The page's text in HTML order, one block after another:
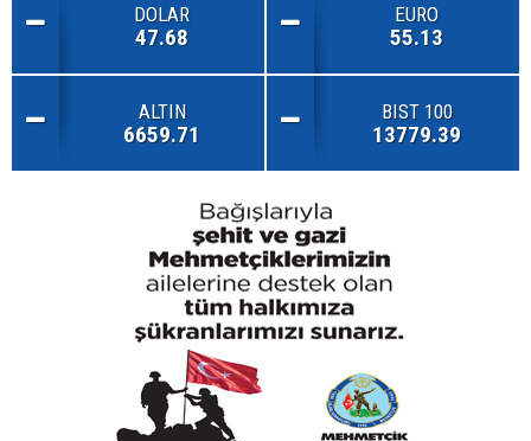
DOLAR
47.68
EURO
55.13
ALTIN
6659.71
BIST 100
13779.39